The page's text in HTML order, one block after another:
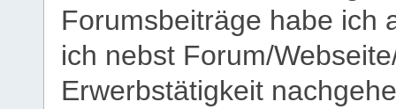
Forumsbeiträge habe ich
ich nebst Forum/
Erwerbstätigkeit